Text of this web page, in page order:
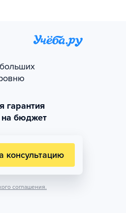
гарантия
на бюджет
консультацию
соглашения.